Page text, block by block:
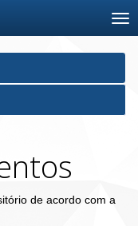
de acordo com a